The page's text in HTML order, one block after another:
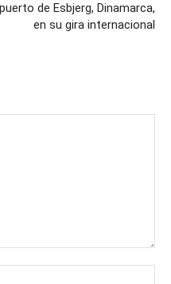
puerto de Esbjerg, Dinamarca,
en su gira internacional